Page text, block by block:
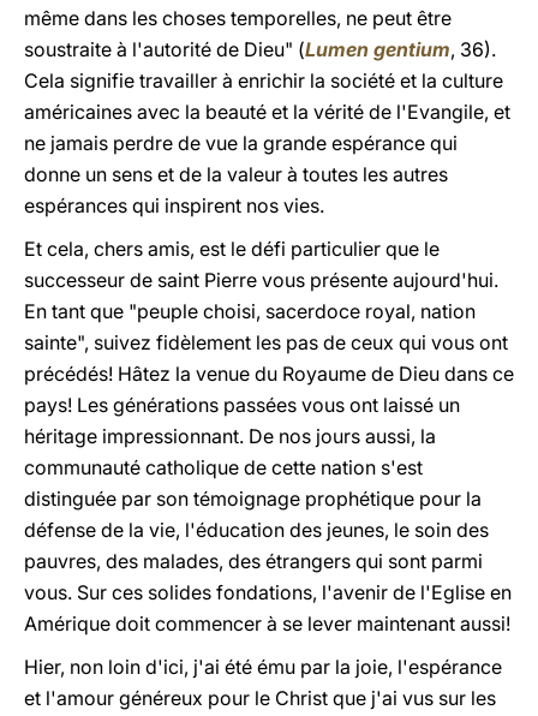
même dans les choses temporelles, ne peut être
soustraite à l'autorité de Dieu" (Lumen gentium, 36).
Cela signifie travailler à enrichir la société et la culture
américaines avec la beauté et la vérité de l'Evangile, et
ne jamais perdre de vue la grande espérance qui
donne un sens et de la valeur à toutes les autres
espérances qui inspirent nos vies.
Et cela, chers amis, est le défi particulier que le
successeur de saint Pierre vous présente aujourd'hui.
En tant que "peuple choisi, sacerdoce royal, nation
sainte", suivez fidèlement les pas de ceux qui vous ont
précédés! Hâtez la venue du Royaume de Dieu dans ce
pays! Les générations passées vous ont laissé un
héritage impressionnant. De nos jours aussi, la
communauté catholique de cette nation s'est
distinguée par son témoignage prophétique pour la
défense de la vie, l'éducation des jeunes, le soin des
pauvres, des malades, des étrangers qui sont parmi
vous. Sur ces solides fondations, l'avenir de l'Eglise en
Amérique doit commencer à se lever maintenant aussi!
Hier, non loin d'ici, j'ai été ému par la joie, l'espérance
et l'amour généreux pour le Christ que j'ai vus sur les